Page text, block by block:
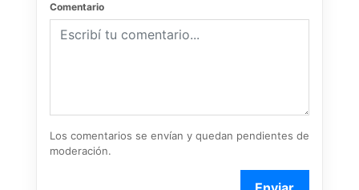
Comentario
Los comentarios se envían y quedan pendientes de
moderación.